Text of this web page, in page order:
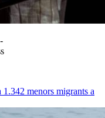
menors migrants a